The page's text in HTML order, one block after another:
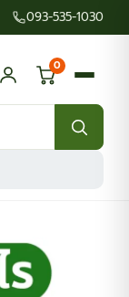
093-535-1030
0